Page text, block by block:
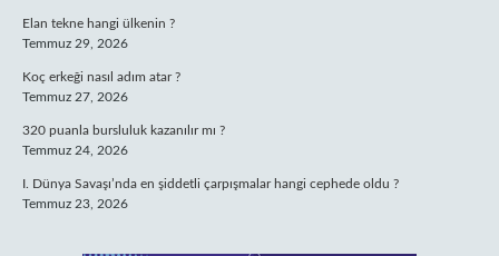
Elan tekne hangi ülkenin ?
Temmuz 29, 2026
Koç erkeği nasıl adım atar ?
Temmuz 27, 2026
320 puanla bursluluk kazanılır mı ?
Temmuz 24, 2026
I. Dünya Savaşı’nda en şiddetli çarpışmalar hangi cephede oldu ?
Temmuz 23, 2026